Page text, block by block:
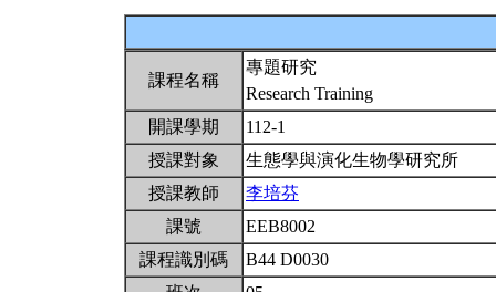
課程名稱
專題研究
Research Training
開課學期
112-1
授課對象
生態學與演化生物學研究所
授課教師
李培芬
課號
EEB8002
課程識別碼
B44 D0030